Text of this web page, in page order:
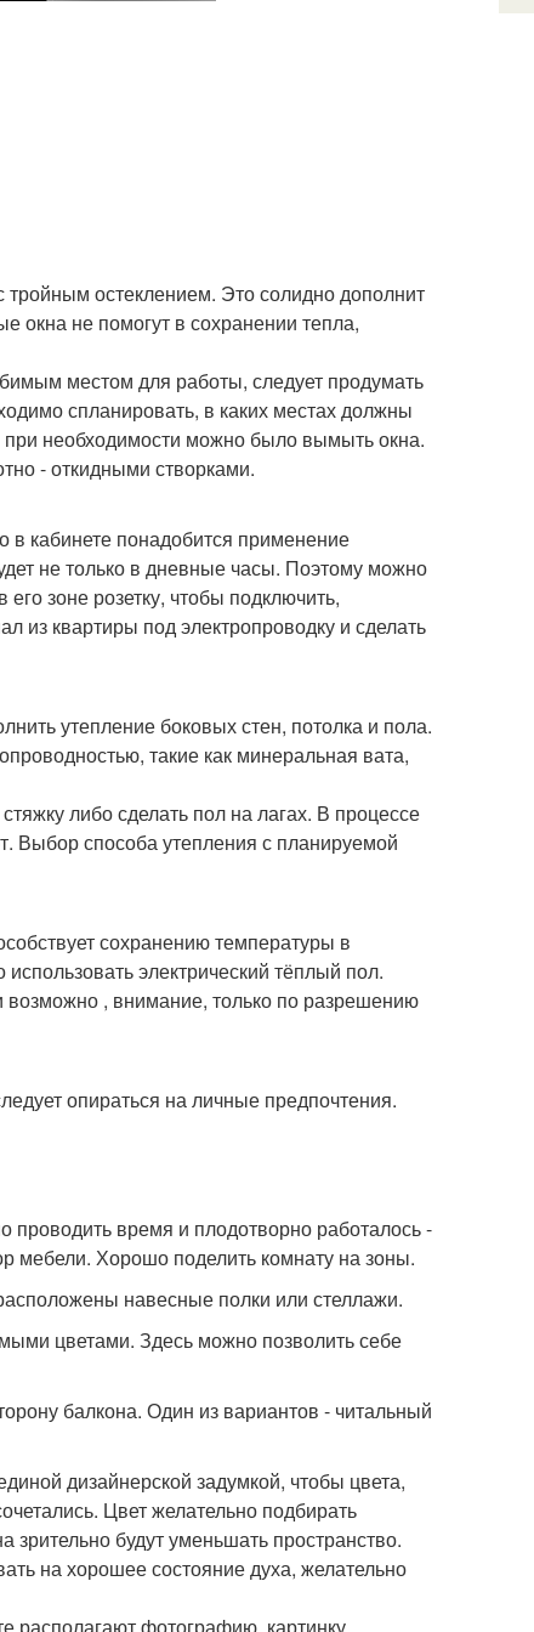
остеклением. Это солидно дополнит
окна не помогут в сохранении тепла,
местом для работы, следует продумать
спланировать, в каких местах должны
при необходимости можно было вымыть окна.
- откидными створками.
в кабинете понадобится применение
не только в дневные часы. Поэтому можно
зоне розетку, чтобы подключить,
из квартиры под электропроводку и сделать
утепление боковых стен, потолка и пола.
такие как минеральная вата,
либо сделать пол на лагах. В процессе
Выбор способа утепления с планируемой
сохранению температуры в
электрический тёплый пол.
возможно , внимание, только по разрешению
опираться на личные предпочтения.
проводить время и плодотворно работалось -
мебели. Хорошо поделить комнату на зоны.
навесные полки или стеллажи.
цветами. Здесь можно позволить себе
балкона. Один из вариантов - читальный
дизайнерской задумкой, чтобы цвета,
Цвет желательно подбирать
будут уменьшать пространство.
на хорошее состояние духа, желательно